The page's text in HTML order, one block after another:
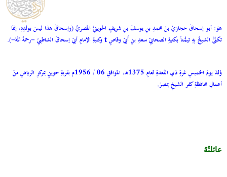
هوَ: أبو إسحاقَ حجازيْ بنُ محمدِ بنِ يوسفَ بنِ شريفٍ الحوينيُّ المصريُّ (وإسحاقُ هذا ليسَ بولدِهِ، إنمَا
تكنَّىٰٰ الشيخُ بِهِ تيمُّـناً بكنيةِ الصحابيِّ سـعدِ بنِ أَبيْ وقاصٍ t وكنيةِ الإمامِ أبيْ إسحاقَ الشاطبيِّ -رحمهُ اللهُ-).
وُلدَ يومَ الخميسِ غرةِ ذي القَعدةِ لعامِ 1375هـ، الموافقِ 06 / 1956م بقريةِ حوينٍ بمركزِ الرياضِ منْ
أعمالِ محافظةِ كفر الشيخِ بمصرَ.
عائلتُهُ